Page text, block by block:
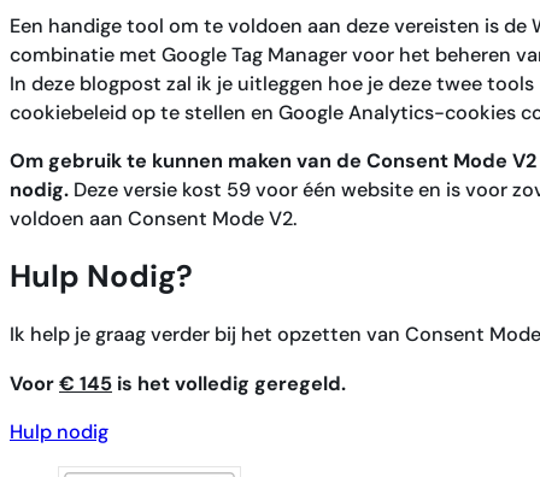
Een handige tool om te voldoen aan deze vereisten is de
combinatie met Google Tag Manager voor het beheren
In deze blogpost zal ik je uitleggen hoe je deze twee
cookiebeleid op te stellen en Google Analytics-cookies
Om gebruik te kunnen maken van de Consent Mode
nodig. Deze versie kost 59 voor één website en is voor
voldoen aan Consent Mode V2.
Hulp Nodig?
Ik help je graag verder bij het opzetten van Consent
Voor€ 145 is het volledig geregeld.
Hulp nodig